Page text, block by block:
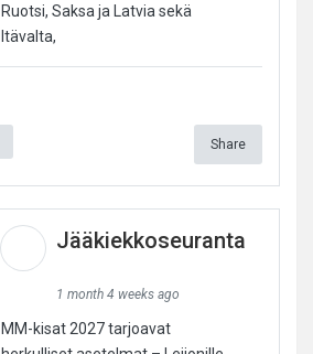
Ruotsi, Saksa ja Latvia sekä
Itävalta,
Share
Jääkiekkoseuranta
1 month 4 weeks ago
MM-kisat 2027 tarjoavat